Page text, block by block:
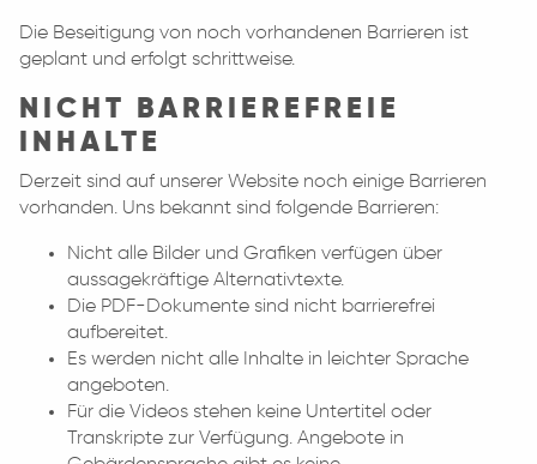
Die Beseitigung von noch vorhandenen Barrieren ist
geplant und erfolgt schrittweise.
NICHT BARRIEREFREIE
INHALTE
Derzeit sind auf unserer Website noch einige Barrieren
vorhanden. Uns bekannt sind folgende Barrieren:
Nicht alle Bilder und Grafiken verfügen über
aussagekräftige Alternativtexte.
Die PDF-Dokumente sind nicht barrierefrei
aufbereitet.
Es werden nicht alle Inhalte in leichter Sprache
angeboten.
Für die Videos stehen keine Untertitel oder
Transkripte zur Verfügung. Angebote in